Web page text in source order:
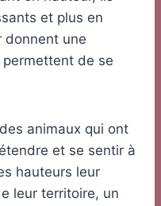
et plus en
donnent une
de se
animaux qui ont
et se sentir à
hauteurs leur
leur territoire, un